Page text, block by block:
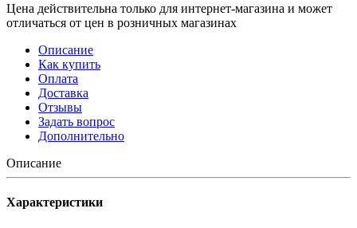
Цена действительна только для интернет-магазина и может
отличаться от цен в розничных магазинах
Описание
Как купить
Оплата
Доставка
Отзывы
Задать вопрос
Дополнительно
Описание
Характеристики